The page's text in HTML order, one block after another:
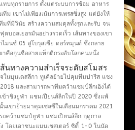
ทบทุกรายการ ตั้งแต่ระบบการซ้อม อาหาร
ม เขาไม่เพียงเน้นการเพรสซิ่งสูง แต่ยังให้
มที่มีวินัย สร้างความสมดุลทั้งรุกและรับ จน
ตบอลเยอรมันอย่างรวดเร็ว เส้นทางของเขา
ไมนซ์ 05 สู่โบรุสเซีย ดอร์ทมุนด์ ซึ่งกลาย
าคือกุนซือสายแท็กติกระดับโลกคนหนึ่ง
นทางความสำเร็จระดับสโมสร
ในบุนเดสลีกา ทูเคิ่ลย้ายไปคุมทีมปารีส แซง
และสามารถพาทีมคว้าแชมป์ลีกเอิงได้
ข้าชิงยูฟ่า แชมเปียนส์ลีกในปี 2020 ซึ่งแพ้
เขาย้ายมาคุมเชลซีในเดือนมกราคม 2021
รถคว้าแชมป์ยูฟ่า แชมเปียนส์ลีก ฤดูกาล
โดยเอาชนะแมนเชสเตอร์ ซิตี้ 1-0 ในนัด